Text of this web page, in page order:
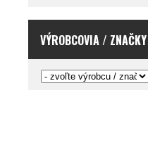
VÝROBCOVIA / ZNAČKY